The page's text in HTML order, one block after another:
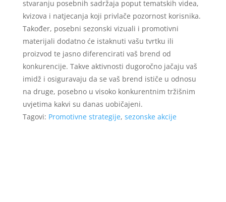
stvaranju posebnih sadržaja poput tematskih videa,
kvizova i natjecanja koji privlače pozornost korisnika.
Također, posebni sezonski vizuali i promotivni
materijali dodatno će istaknuti vašu tvrtku ili
proizvod te jasno diferencirati vaš brend od
konkurencije. Takve aktivnosti dugoročno jačaju vaš
imidž i osiguravaju da se vaš brend ističe u odnosu
na druge, posebno u visoko konkurentnim tržišnim
uvjetima kakvi su danas uobičajeni.
Tagovi: Promotivne strategije, sezonske akcije